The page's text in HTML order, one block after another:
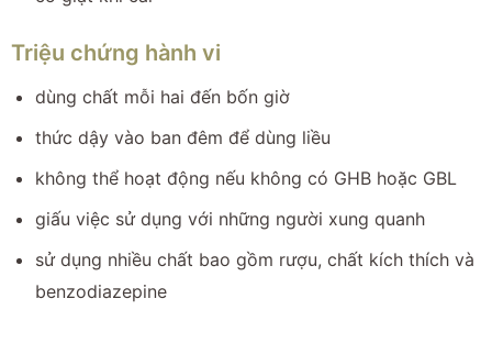
Triệu chứng hành vi
dùng chất mỗi hai đến bốn giờ
thức dậy vào ban đêm để dùng liều
không thể hoạt động nếu không có GHB hoặc GBL
giấu việc sử dụng với những người xung quanh
sử dụng nhiều chất bao gồm rượu, chất kích thích và
benzodiazepine